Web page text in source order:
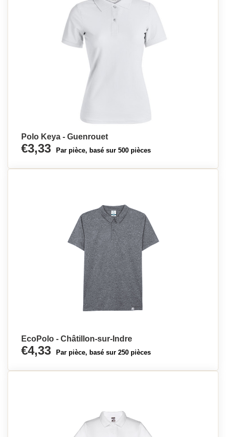
Polo Keya - Guenrouet
€3,33 Par pièce, basé sur 500 pièces
EcoPolo - Châtillon-sur-Indre
€4,33 Par pièce, basé sur 250 pièces